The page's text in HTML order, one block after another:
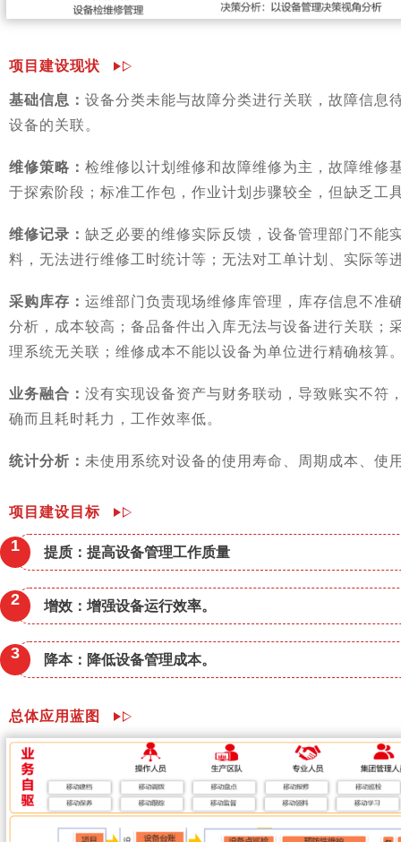
项目建设现状
基础信息： 设备分类未能与故障分类进行关联，故障信息
设备的关联。
维修策略： 检维修以计划维修和故障维修为主，故障维修
于探索阶段；标准工作包，作业计划步骤较全，但缺乏工
维修记录： 缺乏必要的维修实际反馈，设备管理部门不能
料，无法进行维修工时统计等；无法对工单计划、实际等
采购库存： 运维部门负责现场维修库管理，库存信息不准
分析，成本较高；备品备件出入库无法与设备进行关联；
理系统无关联；维修成本不能以设备为单位进行精确核算
业务融合： 没有实现设备资产与财务联动，导致账实不符
确而且耗时耗力，工作效率低。
统计分析： 未使用系统对设备的使用寿命、周期成本、使
项目建设目标
1 提质：提高设备管理工作质量
2 增效：增强设备运行效率。
3 降本：降低设备管理成本。
总体应用蓝图